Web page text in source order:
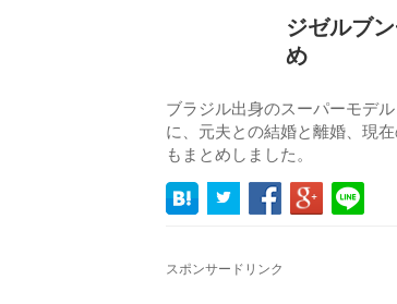
ジゼルブ
め
ブラジル出身のスーパーモデ
に、元夫との結婚と離婚、現
もまとめしました。
スポンサードリンク